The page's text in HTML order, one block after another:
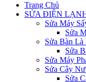
Trang Chủ
SỬA ĐIỆN
Sửa Máy
Sửa
Sửa Bàn
Sửa
Sửa Máy
Sửa Cây
Sửa